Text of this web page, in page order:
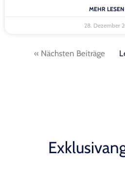
MEHR
28. Dezember
« Nächsten Beiträge